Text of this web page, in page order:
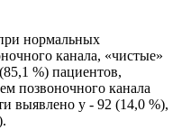
нормальных
канала, «чистые»
%) пациентов,
позвоночного канала
выявлено у - 92 (14,0 %),